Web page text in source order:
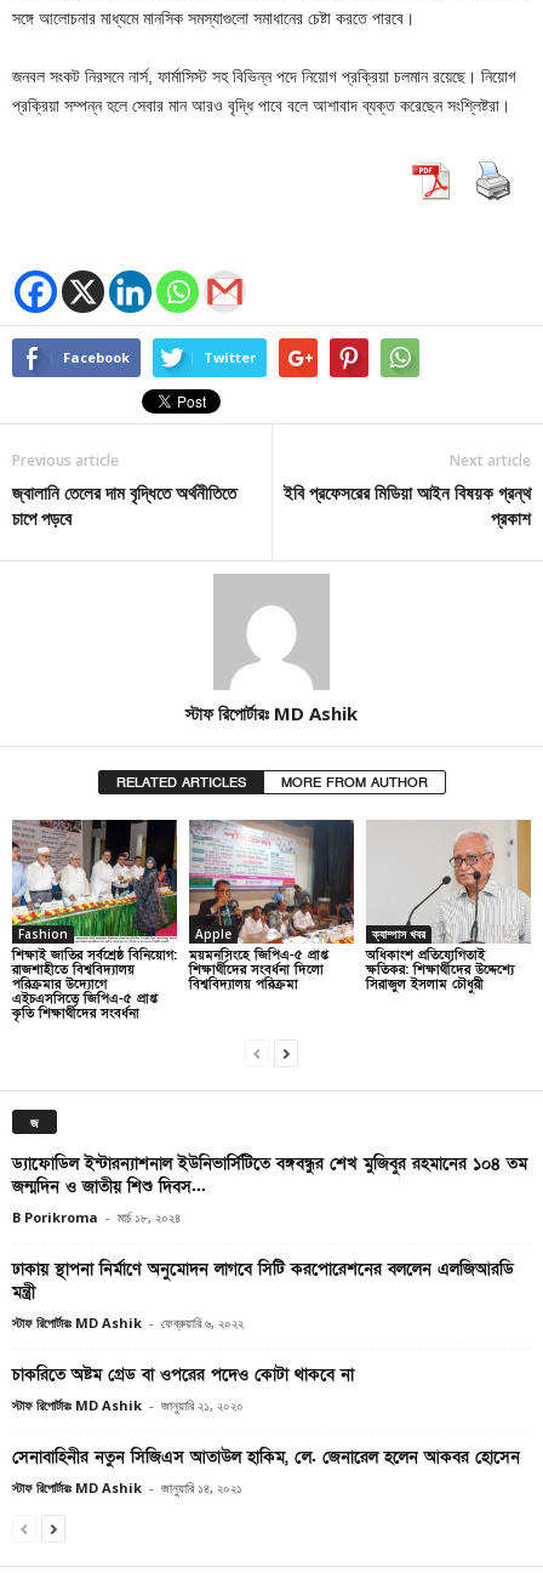
সঙ্গে আলোচনার মাধ্যমে মানসিক সমস্যাগুলো সমাধানের চেষ্টা করতে পারবে।
জনবল সংকট নিরসনে নার্স, ফার্মাসিস্ট সহ বিভিন্ন পদে নিয়োগ প্রক্রিয়া চলমান রয়েছে। নিয়োগ
প্রক্রিয়া সম্পন্ন হলে সেবার মান আরও বৃদ্ধি পাবে বলে আশাবাদ ব্যক্ত করেছেন সংশ্লিষ্টরা।
Facebook Twitter
Previous article
জ্বালানি তেলের দাম বৃদ্ধিতে অর্থনীতিতে
চাপে পড়বে
Next article
ইবি প্রফেসরের মিডিয়া আইন বিষয়ক গ্রন্থ
প্রকাশ
স্টাফ রিপোর্টারঃ MD Ashik
RELATED ARTICLES MORE FROM AUTHOR
Fashion
শিক্ষাই জাতির সর্বশ্রেষ্ঠ বিনিয়োগ:
রাজশাহীতে বিশ্ববিদ্যালয়
পরিক্রমার উদ্যোগে
এইচএসসিতে জিপিএ-৫ প্রাপ্ত
কৃতি শিক্ষার্থীদের সংবর্ধনা
Apple
ময়মনসিংহে জিপিএ-৫ প্রাপ্ত
শিক্ষার্থীদের সংবর্ধনা দিলো
বিশ্ববিদ্যালয় পরিক্রমা
ক্যাম্পাস খবর
অধিকাংশ প্রতিযোগিতাই
ক্ষতিকর: শিক্ষার্থীদের উদ্দেশ্যে
সিরাজুল ইসলাম চৌধুরী
জ
ড্যাফোডিল ইন্টারন্যাশনাল ইউনিভার্সিটিতে বঙ্গবন্ধুর শেখ মুজিবুর রহমানের ১০৪ তম
জন্মদিন ও জাতীয় শিশু দিবস...
B Porikroma - মার্চ ১৮, ২০২৪
ঢাকায় স্থাপনা নির্মাণে অনুমোদন লাগবে সিটি করপোরেশনের বললেন এলজিআরডি
মন্ত্রী
স্টাফ রিপোর্টারঃ MD Ashik - ফেব্রুয়ারি ৬, ২০২২
চাকরিতে অষ্টম গ্রেড বা ওপরের পদেও কোটা থাকবে না
স্টাফ রিপোর্টারঃ MD Ashik - জানুয়ারি ২১, ২০২০
সেনাবাহিনীর নতুন সিজিএস আতাউল হাকিম, লে. জেনারেল হলেন আকবর হোসেন
স্টাফ রিপোর্টারঃ MD Ashik - জানুয়ারি ১৪, ২০২১